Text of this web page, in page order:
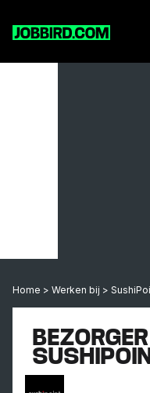
Home > Werken bij >